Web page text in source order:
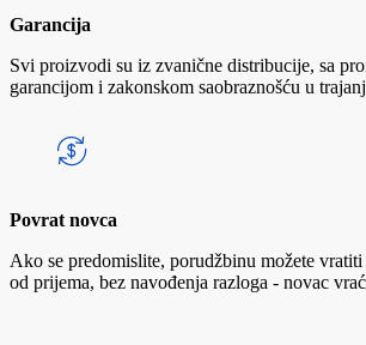
Garancija
Svi proizvodi su iz zvanične distribucije, sa
garancijom i zakonskom saobraznošću u
Povrat novca
Ako se predomislite, porudžbinu možete
od prijema, bez navođenja razloga - novac